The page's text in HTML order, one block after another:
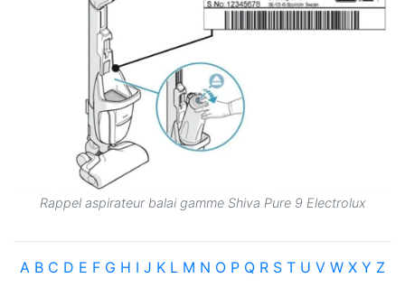
Rappel aspirateur balai gamme Shiva Pure 9 Electrolux
B C D E F G H I J K L M N O P Q R S T U V W X Y